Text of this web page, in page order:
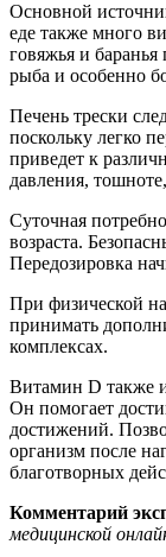
Основной
еде также много
говяжья и баранья
рыба и особенно
Печень трески
поскольку легко
приведет к
давления,
Суточная
возраста.
Передозировка
При физической
принимать
комплексах.
Витамин D также
Он помогает
достижений.
организм после
благотворных
Комментарий
медицинской